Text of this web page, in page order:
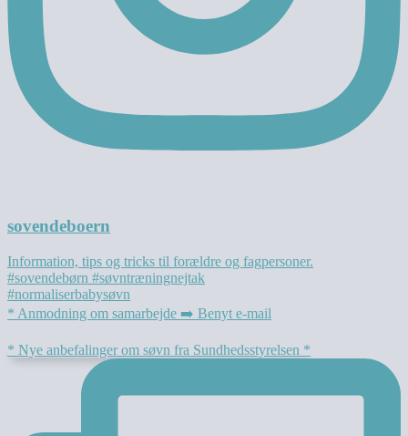
sovendeboern
Information, tips og tricks til forældre og fagpersoner.
#sovendebørn #søvntræningnejtak
#normaliserbabysøvn
* Anmodning om samarbejde ➡️ Benyt e-mail
* Nye anbefalinger om søvn fra Sundhedsstyrelsen *